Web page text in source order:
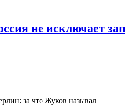
не исключает
за что Жуков называл